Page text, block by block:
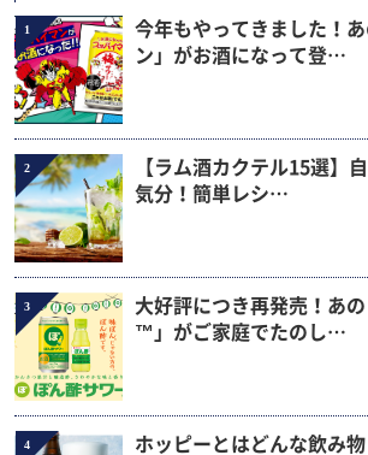
1
今年もやってきました！
ン」がお酒になって登…
2
【ラム酒カクテル15選】
気分！簡単レシ…
3
大好評につき再発売！あ
™」がご家庭でたのし…
4
ホッピーとはどんな飲み